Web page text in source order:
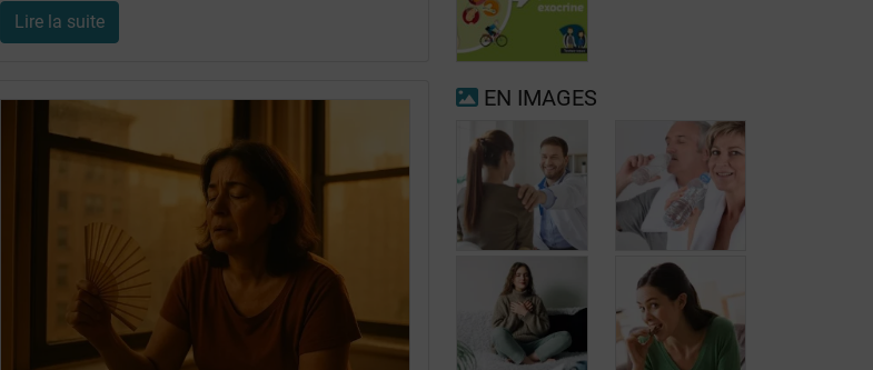
Lire la suite
Fibrillation
auriculaire
Insuffisance
pancréatique
exocrine
EN IMAGES
Quand consulter
à nouveau pour
Prévenir les